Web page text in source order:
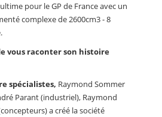
pour le GP de France avec un
complexe de 2600cm3 - 8
vous raconter son histoire
spécialistes, Raymond Sommer
Parant (industriel), Raymond
a créé la société